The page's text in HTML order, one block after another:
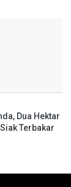
Dua Hektar
Terbakar